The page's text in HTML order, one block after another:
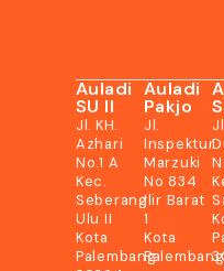
Auladi
SU II
Jl. KH.
Azhari
No.1 A
Kec.
Seberang
Ulu II
Kota
Palembang
Auladi
Pakjo
Jl.
Inspektur
Marzuki
No 834
Ilir Barat
1
Kota
Palembang